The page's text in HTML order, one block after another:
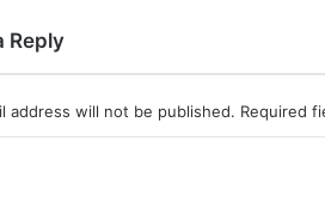
Reply
address will not be published. Required